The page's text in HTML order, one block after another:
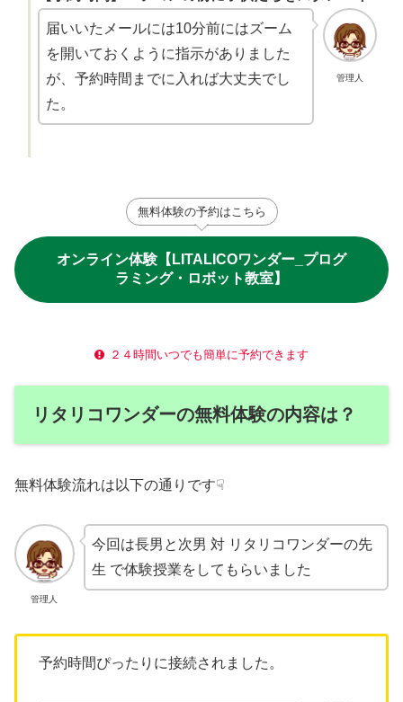
管理人
届いいたメールには10分前にはズーム
を開いておくように指示がありました
が、予約時間までに入れば大丈夫でし
た。
無料体験の予約はこちら
オンライン体験【LITALICOワンダー_プログ
ラミング・ロボット教室】
２４時間いつでも簡単に予約できます
リタリコワンダーの無料体験の内容は？
無料体験流れは以下の通りです☟
管理人
今回は長男と次男 対 リタリコワンダーの先
生 で体験授業をしてもらいました
予約時間ぴったりに接続されました。